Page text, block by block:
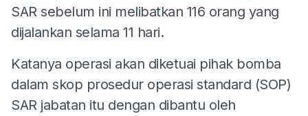
SAR sebelum ini melibatkan 116 orang yang
dijalankan selama 11 hari.
Katanya operasi akan diketuai pihak bomba
dalam skop prosedur operasi standard (SOP)
SAR jabatan itu dengan dibantu oleh